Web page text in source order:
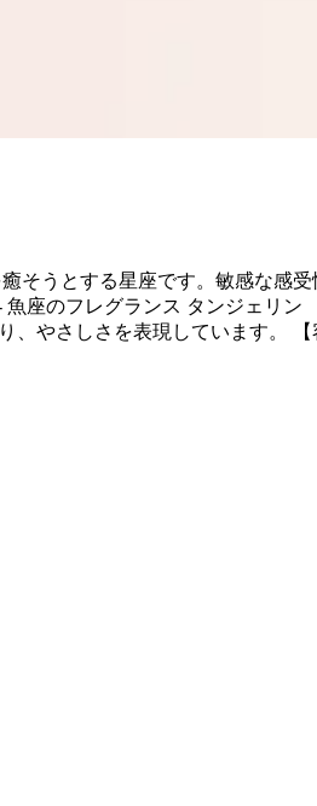
そうとする星座です。敏感な感
魚座のフレグランス タンジェ
、やさしさを表現しています。 【